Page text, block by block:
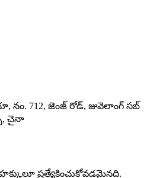
నం. 712, జెంజ్ రోడ్, జువెలాంగ్ సబ్
చైనా
ప్రత్యేకించుకోవడమైనది.